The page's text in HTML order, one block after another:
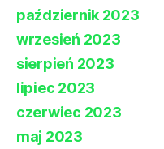
październik 2023
wrzesień 2023
sierpień 2023
lipiec 2023
czerwiec 2023
maj 2023